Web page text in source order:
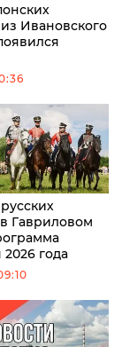
Ивановского
Гавриловом
года